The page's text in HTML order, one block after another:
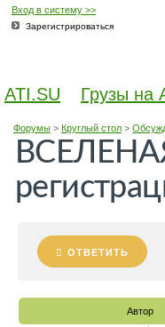
Вход в систему >>
Зарегистрироваться
ATI.SU Грузы на
Форумы> Круглый стол>
ОТВЕТИТЬ
Автор